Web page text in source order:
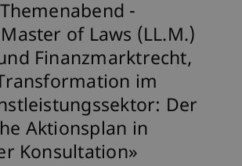
-
of Laws (LL.M.)
Finanzmarktrecht,
im
Der
Aktionsplan in
Konsultation»